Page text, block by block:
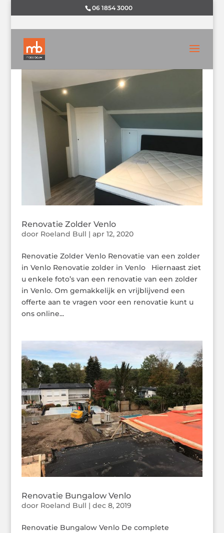
06 1854 3000
Renovatie Zolder Venlo
door Roeland Bull | apr 12, 2020
Renovatie Zolder Venlo Renovatie van een zolder
in Venlo Renovatie zolder in Venlo Hiernaast ziet
u enkele foto’s van een renovatie van een zolder
in Venlo. Om gemakkelijk en vrijblijvend een
offerte aan te vragen voor een renovatie kunt u
ons online...
Renovatie Bungalow Venlo
door Roeland Bull | dec 8, 2019
Renovatie Bungalow Venlo De complete